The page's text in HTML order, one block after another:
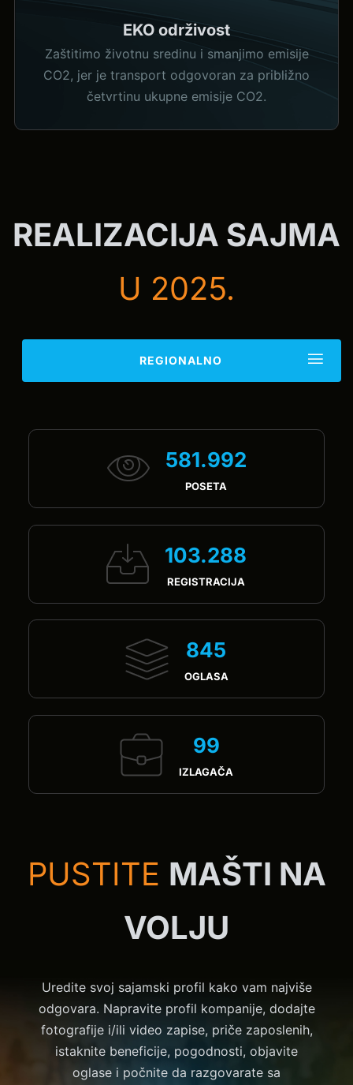
EKO održivost
Zaštitimo životnu sredinu i smanjimo emisije
CO2, jer je transport odgovoran za približno
četvrtinu ukupne emisije CO2.
REALIZACIJA SAJMA
U 2025.
REGIONALNO
581.992
POSETA
103.288
REGISTRACIJA
845
OGLASA
99
IZLAGAČA
PUSTITE MAŠTI NA
VOLJU
Uredite svoj sajamski profil kako vam najviše
odgovara. Napravite profil kompanije, dodajte
fotografije i/ili video zapise, priče zaposlenih,
istaknite beneficije, pogodnosti, objavite
oglase i počnite da razgovarate sa